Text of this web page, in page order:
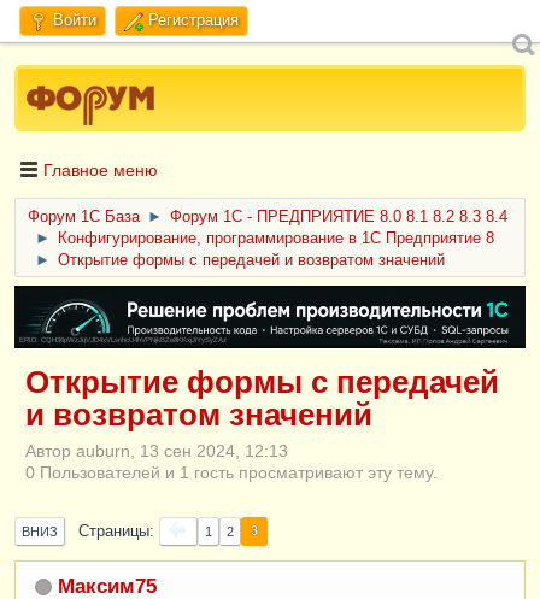
Войти Регистрация
Главное меню
Форум 1C База ►
Форум 1С - ПРЕДПРИЯТИЕ 8.0 8.1 8.2 8.3 8.4
►
Конфигурирование, программирование в 1С Предприятие 8
►
Открытие формы с передачей и возвратом значений
ERID: CQH36pWzJqVJD4xVLsnhcU4hVPNjkBZe8KKxjJiYySyZAz
Открытие формы с передачей
и возвратом значений
Автор auburn, 13 сен 2024, 12:13
0 Пользователей и 1 гость просматривают эту тему.
ВНИЗ Страницы 1 2 3
Максим75